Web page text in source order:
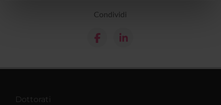
nostri partner che si occupano di analisi dei dati web,
con altre informazioni che hai fornito loro o che hanno
Condividi
Dottorati